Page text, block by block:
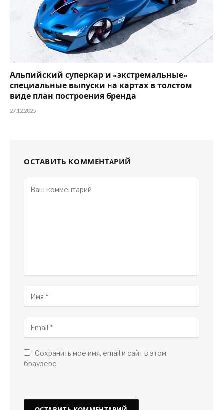
Альпийский суперкар и «экстремальные»
специальные выпуски на картах в толстом
виде план построения бренда
27.12.2025
ОСТАВИТЬ КОММЕНТАРИЙ
Сохранить мое имя, email и сайт в этом
браузере